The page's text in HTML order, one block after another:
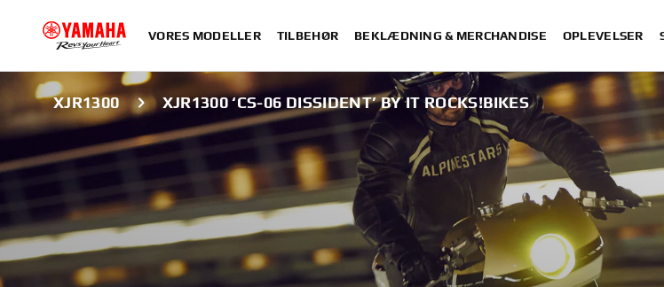
VORES MODELLER TILBEHØR BEKLÆDNING & MERCHANDISE OPLEVELSER
XJR1300 XJR1300 ‘CS-06 DISSIDENT’ BY IT ROCKS!BIKES